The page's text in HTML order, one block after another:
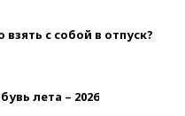
с собой в отпуск?
лета – 2026